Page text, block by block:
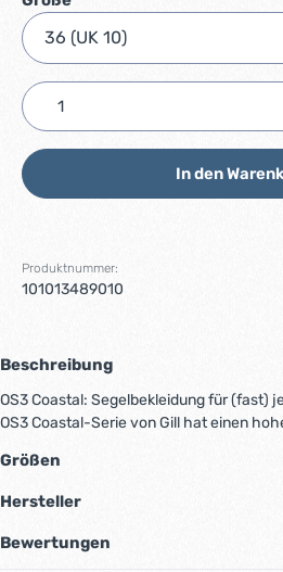
Produkt Anzahl: Gib den
In den
Produktnummer:
101013489010
Beschreibung
OS3 Coastal: Segelbekleidung für (fast)
OS3 Coastal-Serie von Gill hat einen
Größen
Hersteller
Bewertungen